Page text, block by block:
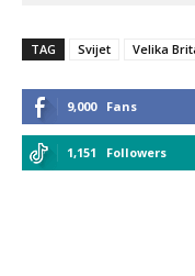
TAG Svijet Velika
9,000 Fans
1,151 Followers